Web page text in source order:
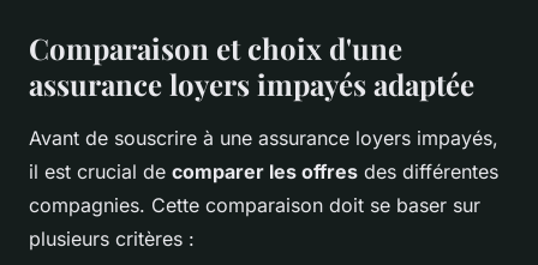
Comparaison et choix d'une
assurance loyers impayés adaptée
Avant de souscrire à une assurance loyers impayés,
il est crucial de comparer les offres des différentes
compagnies. Cette comparaison doit se baser sur
plusieurs critères :